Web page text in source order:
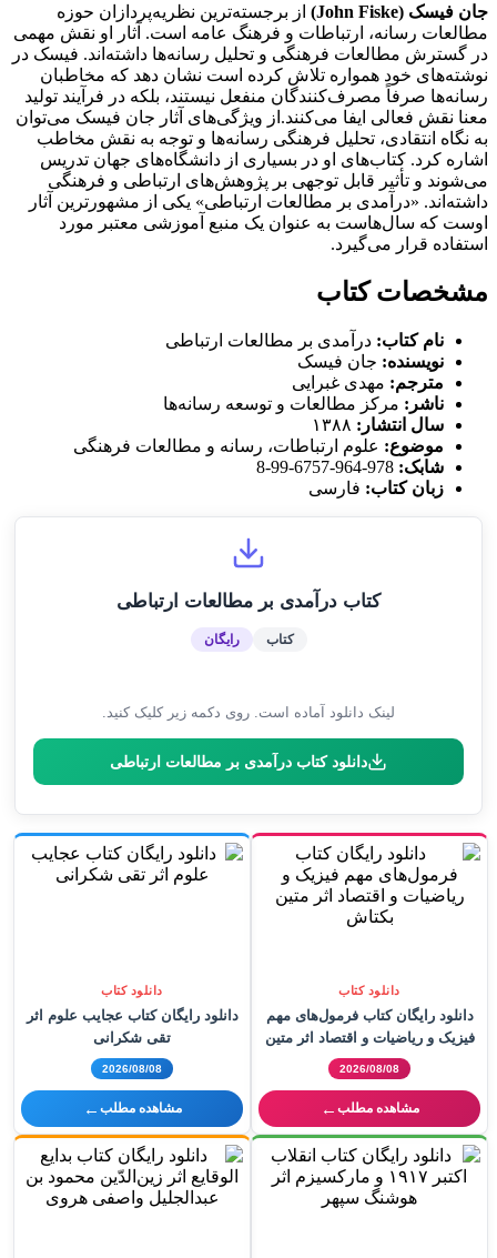
جان فیسک (John Fiske)
از برجسته‌ترین نظریه‌پردازان حوزه
مطالعات رسانه، ارتباطات و فرهنگ عامه است. آثار او نقش مهمی
در گسترش مطالعات فرهنگی و تحلیل رسانه‌ها داشته‌اند. فیسک در
نوشته‌های خود همواره تلاش کرده است نشان دهد که مخاطبان
رسانه‌ها صرفاً مصرف‌کنندگان منفعل نیستند، بلکه در فرآیند تولید
معنا نقش فعالی ایفا می‌کنند.از ویژگی‌های آثار جان فیسک می‌توان
به نگاه انتقادی، تحلیل فرهنگی رسانه‌ها و توجه به نقش مخاطب
اشاره کرد. کتاب‌های او در بسیاری از دانشگاه‌های جهان تدریس
می‌شوند و تأثیر قابل توجهی بر پژوهش‌های ارتباطی و فرهنگی
داشته‌اند. «درآمدی بر مطالعات ارتباطی» یکی از مشهورترین آثار
اوست که سال‌هاست به عنوان یک منبع آموزشی معتبر مورد
استفاده قرار می‌گیرد.
مشخصات کتاب
نام کتاب: درآمدی بر مطالعات ارتباطی
نویسنده: جان فیسک
مترجم: مهدی غبرایی
ناشر: مرکز مطالعات و توسعه رسانه‌ها
سال انتشار: ۱۳۸۸
موضوع: علوم ارتباطات، رسانه و مطالعات فرهنگی
شابک: 978-964-6757-99-8
زبان کتاب: فارسی
کتاب درآمدی بر مطالعات ارتباطی
کتاب رایگان
لینک دانلود آماده است. روی دکمه زیر کلیک کنید.
دانلود کتاب درآمدی بر مطالعات ارتباطی
دانلود کتاب
دانلود رایگان کتاب فرمول‌های مهم
فیزیک و ریاضیات و اقتصاد اثر متین
بکتاش
2026/08/08
مشاهده مطلب ←
دانلود کتاب
دانلود رایگان کتاب عجایب علوم اثر
تقی شکرانی
2026/08/08
مشاهده مطلب ←